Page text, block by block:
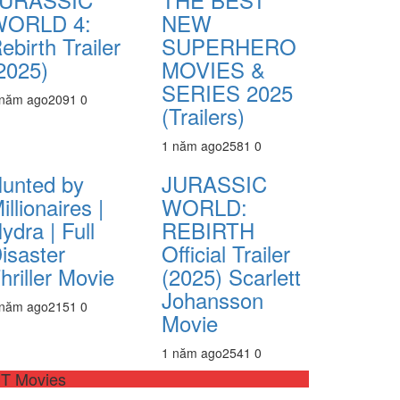
4:
Trailer
ago2091 0
NEW
SUPERHERO
MOVIES &
SERIES 2025
(Trailers)
1 năm ago2581 0
by
|
| Full
Movie
ago2151 0
JURASSIC
WORLD:
REBIRTH
Official Trailer
(2025) Scarlett
Johansson
Movie
1 năm ago2541 0
Movies